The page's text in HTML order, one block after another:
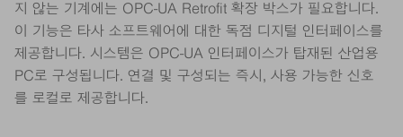
지 않는 기계에는 OPC-UA Retrofit 확장 박스가 필요합니다.
이 기능은 타사 소프트웨어에 대한 독점 디지털 인터페이스를
제공합니다. 시스템은 OPC-UA 인터페이스가 탑재된 산업용
PC로 구성됩니다. 연결 및 구성되는 즉시, 사용 가능한 신호
를 로컬로 제공합니다.